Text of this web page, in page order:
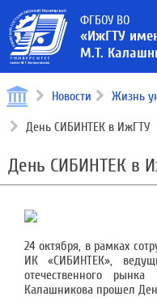
ФГБОУ ВО
«ИжГТУ
М.Т.
Новости Жизнь
День СИБИНТЕК в ИжГТУ
День СИБИНТЕК в
24 октября, в рамках
ИК «СИБИНТЕК»,
отечественного
Калашникова прошел